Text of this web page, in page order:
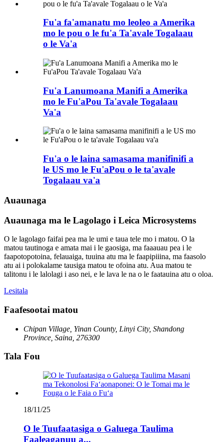
Fu'a fa'amanatu mo leoleo a Amerika
mo le pou o le fu'a Ta'avale Togalaau
o le Va'a
Fu'a Lanumoana Manifi a Amerika
mo le Fu'aPou Ta'avale Togalaau
Va'a
Fu'a o le laina samasama manifinifi a
le US mo le Fu'aPou o le ta'avale
Togalaau va'a
Auaunaga
Auaunaga ma le Lagolago i Leica Microsystems
O le lagolago faifai pea ma le umi e taua tele mo i matou. O la
matou tautinoga e amata mai i le gaosiga, ma faaauau pea i le
faapotopotoina, felauaiga, tuuina atu ma le faapipiiina, ma faasolo
atu ai i polokalame tausiga matou te ofoina atu. Aua matou te
talitonu i le lalolagi i aso nei, e le lava le na o le faatauina atu o oloa.
Lesitala
Faafesootai matou
Chipan Village, Yinan County, Linyi City, Shandong
Province, Saina, 276300
Tala Fou
18/11/25
O le Tuufaatasiga o Galuega Taulima
Faaleaganuu a...